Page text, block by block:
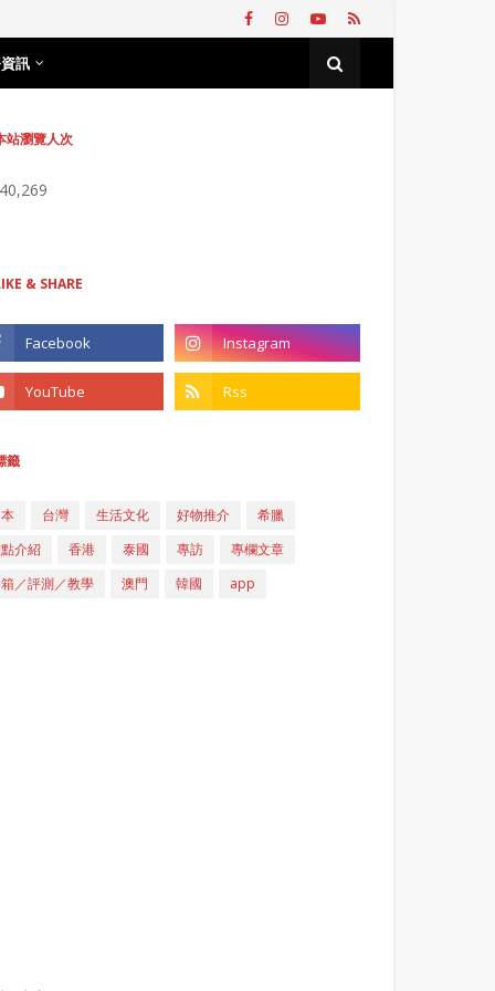
訊
站瀏覽人次
& SHARE
籤
台灣 生活文化 好物推介
希臘
介紹
香港 泰國 專訪
專欄文章
／評測／教學
澳門 韓國 app